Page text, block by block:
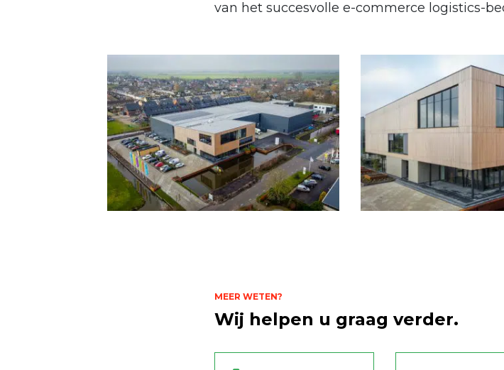
van het succesvolle e-commerce logistics-
MEER WETEN?
Wij helpen u graag verder.